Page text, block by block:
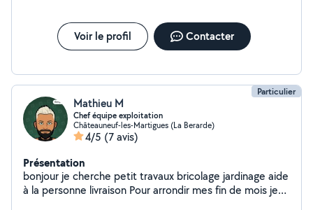
Voir le profil Contacter
Particulier
Mathieu M
Chef équipe exploitation
Châteauneuf-les-Martigues (La Berarde)
4/5 (7 avis)
Présentation
bonjour je cherche petit travaux bricolage jardinage aide
à la personne livraison Pour arrondir mes fin de mois je